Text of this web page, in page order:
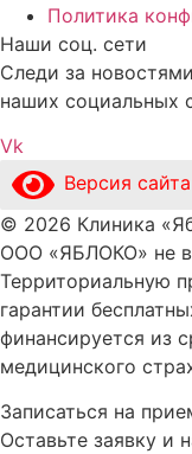
Политика
Наши соц. сети
Следи за
наших социальных
Vk
Версия
© 2026 Клиника
ООО «ЯБЛОКО» не
Территориальную
гарантии
финансируется из
медицинского
Записаться на
Оставьте заявку и